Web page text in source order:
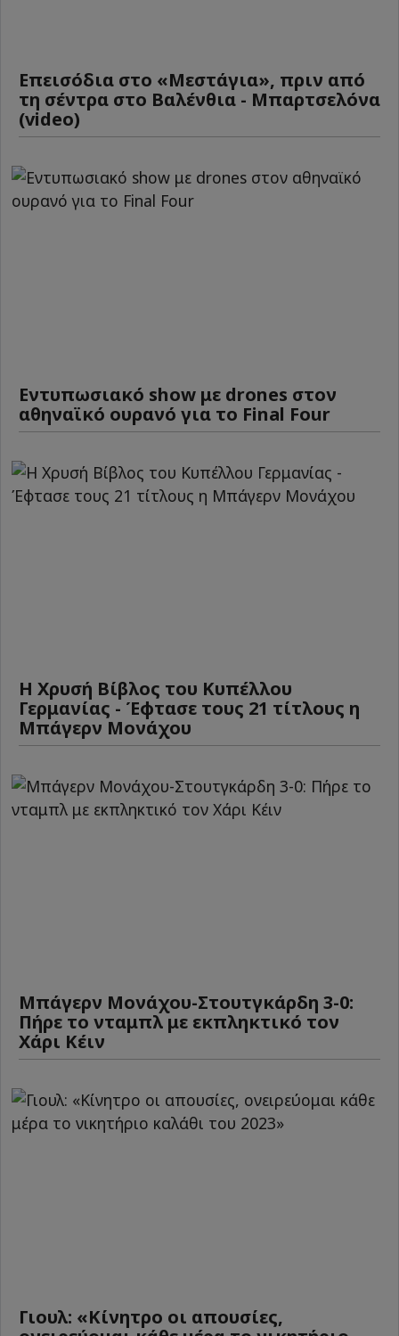
Επεισόδια στο «Μεστάγια», πριν από
τη σέντρα στο Βαλένθια - Μπαρτσελόνα
(video)
Εντυπωσιακό show με drones στον
αθηναϊκό ουρανό για το Final Four
Η Χρυσή Βίβλος του Κυπέλλου
Γερμανίας - Έφτασε τους 21 τίτλους η
Μπάγερν Μονάχου
Μπάγερν Μονάχου-Στουτγκάρδη 3-0:
Πήρε το νταμπλ με εκπληκτικό τον
Χάρι Κέιν
Γιουλ: «Κίνητρο οι απουσίες,